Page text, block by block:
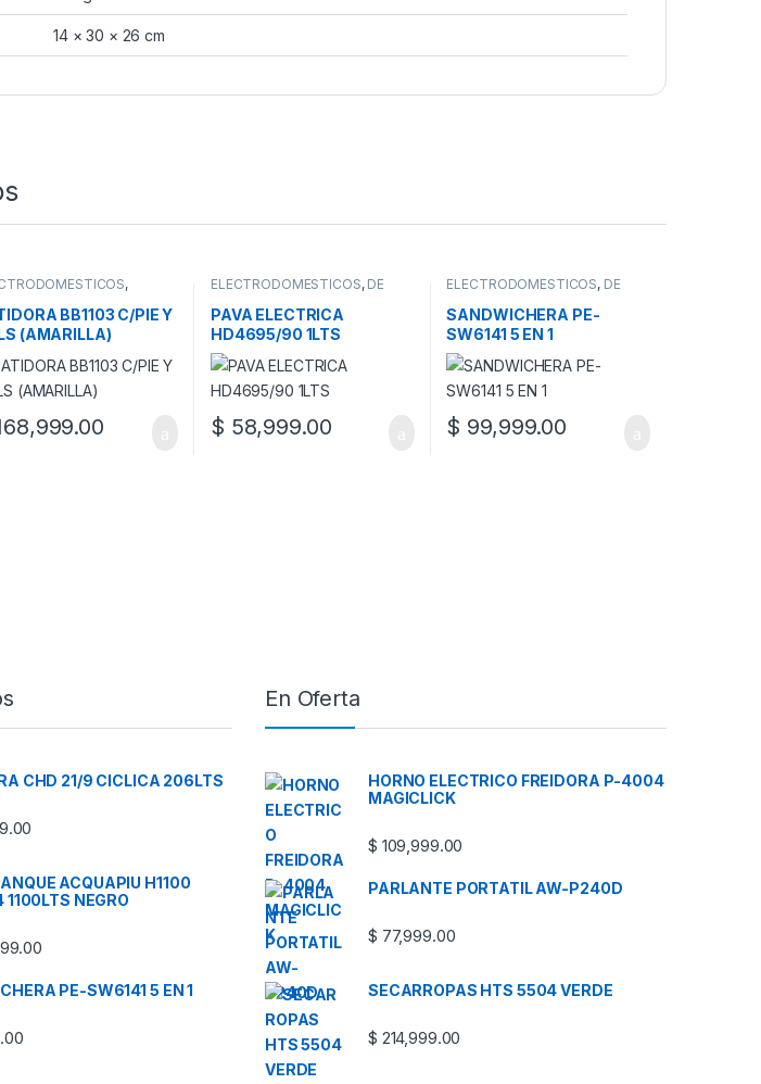
14 × 30 × 26 cm
,
BB1103 C/PIE Y
(AMARILLA)
ELECTRODOMESTICOS, DE
PAVA ELECTRICA
HD4695/90 1LTS
$ 58,999.00
ELECTRODOMESTICOS, DE
SANDWICHERA PE-
SW6141 5 EN 1
$ 99,999.00
CHD 21/9 CICLICA 206LTS
ACQUAPIU H1100
1100LTS NEGRO
PE-SW6141 5 EN 1
En Oferta
HORNO ELECTRICO FREIDORA P-4004
MAGICLICK
$ 109,999.00
PARLANTE PORTATIL AW-P240D
$ 77,999.00
SECARROPAS HTS 5504 VERDE
$ 214,999.00